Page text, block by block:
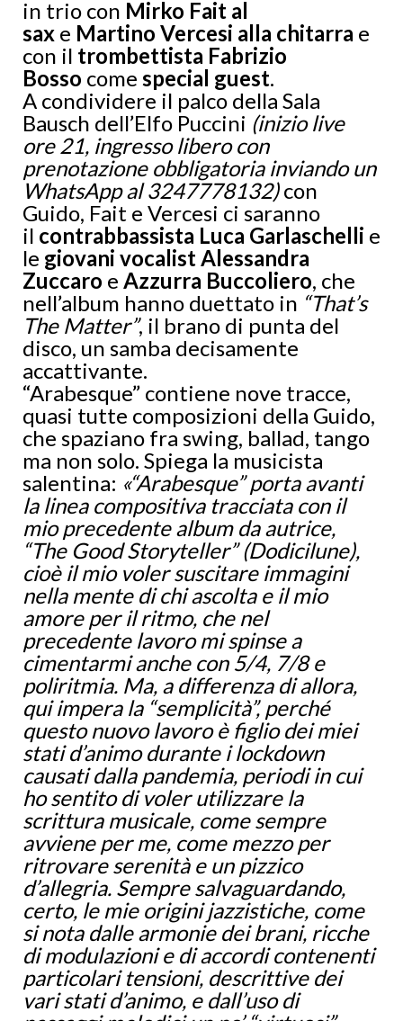
in trio con Mirko Fait al
sax e Martino Vercesi alla chitarra e
con il trombettista Fabrizio
Bosso come special guest.
A condividere il palco della Sala
Bausch dell’Elfo Puccini (inizio live
ore 21, ingresso libero con
prenotazione obbligatoria inviando un
WhatsApp al 3247778132)con
Guido, Fait e Vercesi ci saranno
il contrabbassista Luca Garlaschelli e
le giovani vocalist Alessandra
Zuccaro e Azzurra Buccoliero, che
nell’album hanno duettato in “That’s
The Matter”, il brano di punta del
disco, un samba decisamente
accattivante.
“Arabesque” contiene nove tracce,
quasi tutte composizioni della Guido,
che spaziano fra swing, ballad, tango
ma non solo. Spiega la musicista
salentina: «“Arabesque” porta avanti
la linea compositiva tracciata con il
mio precedente album da autrice,
“The Good Storyteller” (Dodicilune),
cioè il mio voler suscitare immagini
nella mente di chi ascolta e il mio
amore per il ritmo, che nel
precedente lavoro mi spinse a
cimentarmi anche con 5/4, 7/8 e
poliritmia. Ma, a differenza di allora,
qui impera la “semplicità”, perché
questo nuovo lavoro è figlio dei miei
stati d’animo durante i lockdown
causati dalla pandemia, periodi in cui
ho sentito di voler utilizzare la
scrittura musicale, come sempre
avviene per me, come mezzo per
ritrovare serenità e un pizzico
d’allegria. Sempre salvaguardando,
certo, le mie origini jazzistiche, come
si nota dalle armonie dei brani, ricche
di modulazioni e di accordi contenenti
particolari tensioni, descrittive dei
vari stati d’animo, e dall’uso di